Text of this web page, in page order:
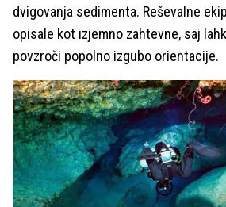
dvigovanja sedimenta. Reševalne
opisale kot izjemno zahtevne, saj
povzroči popolno izgubo orientacije.